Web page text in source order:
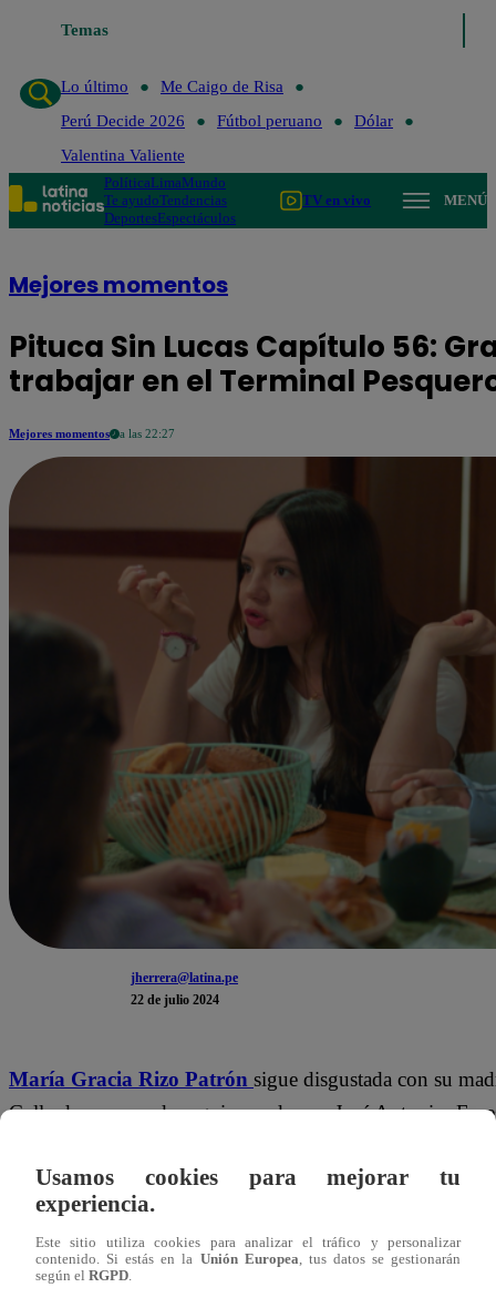
Temas
Lo último
Me Caigo de Risa
Perú Decide 2026
Fútbol peruano
Dólar
Valentina Valiente
PolíticaLimaMundo
Te ayudoTendencias
DeportesEspectáculos
TV en vivo MENÚ
Mejores momentos
Pituca Sin Lucas Capítulo 56:
trabajar en el Terminal
Mejores momentos a las 22:27
jherrera@latina.pe
22 de julio 2024
María Gracia Rizo Patrón sigue disgustada con su
Gallardo, a pesar de seguir casada con José Antonio. En
educada.
“Yo no vuelvo a trabajar en un hueco lleno de
atención de Belén Rizo Patrón, quien se indignó, pues
Usamos cookies para mejorar tu
experiencia.
Este sitio utiliza cookies para analizar el tráfico y personalizar
contenido. Si estás en la Unión Europea, tus datos se gestionarán
según el RGPD.